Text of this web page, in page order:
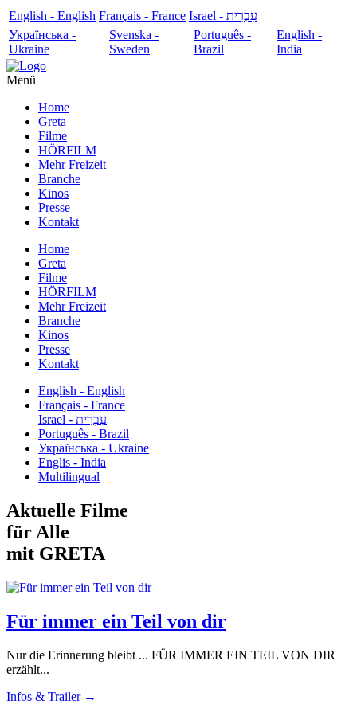
English - English Français - France
עִבְרִית - Israel
Українська -
Ukraine
Svenska -
Sweden
Português -
Brazil
English -
India
Menü
Home
Greta
Filme
HÖRFILM
Mehr Freizeit
Branche
Kinos
Presse
Kontakt
Home
Greta
Filme
HÖRFILM
Mehr Freizeit
Branche
Kinos
Presse
Kontakt
English - English
Français - France
עִבְרִית - Israel
Português - Brazil
Українська - Ukraine
Englis - India
Multilingual
Aktuelle Filme
für Alle
mit GRETA
Für immer ein Teil von dir
Nur die Erinnerung bleibt ... FÜR IMMER EIN TEIL VON DIR
erzählt...
Infos & Trailer →